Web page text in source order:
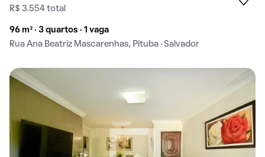
R$ 3.554 total
96 m² · 3 quartos · 1 vaga
Rua Ana Beatriz Mascarenhas, Pituba · Salvador